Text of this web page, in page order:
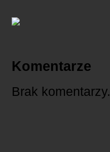
Komentarze
Brak komentarzy.